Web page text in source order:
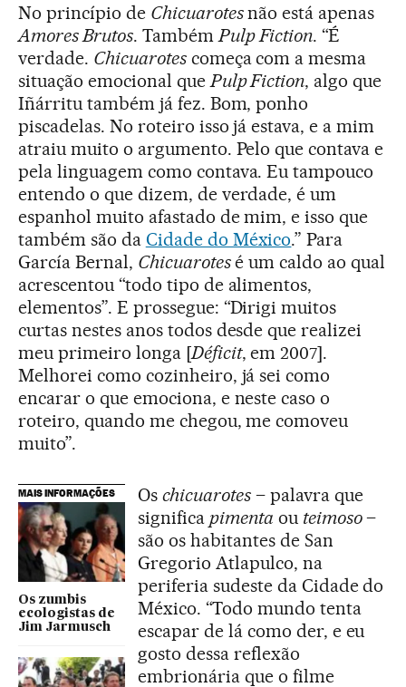
No princípio de Chicuarotesnão está apenas
Amores Brutos. Também Pulp Fiction. “É
verdade. Chicuarotescomeça com a mesma
situação emocional que Pulp Fiction, algo que
Iñárritu também já fez. Bom, ponho
piscadelas. No roteiro isso já estava, e a mim
atraiu muito o argumento. Pelo que contava e
pela linguagem como contava. Eu tampouco
entendo o que dizem, de verdade, é um
espanhol muito afastado de mim, e isso que
também são da Cidade do México.” Para
García Bernal, Chicuarotesé um caldo ao qual
acrescentou “todo tipo de alimentos,
elementos”. E prossegue: “Dirigi muitos
curtas nestes anos todos desde que realizei
meu primeiro longa [Déficit, em 2007].
Melhorei como cozinheiro, já sei como
encarar o que emociona, e neste caso o
roteiro, quando me chegou, me comoveu
muito”.
MAIS INFORMAÇÕES
Os zumbis
ecologistas de
Jim Jarmusch
Os chicuarotes– palavra que
significa pimenta ou teimoso–
são os habitantes de San
Gregorio Atlapulco, na
periferia sudeste da Cidade do
México. “Todo mundo tenta
escapar de lá como der, e eu
gosto dessa reflexão
embrionária que o filme